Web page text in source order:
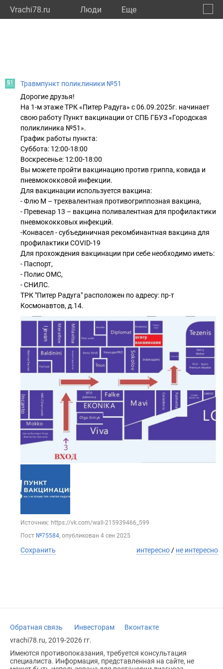
Vrachi78.ru Люди Eще
Травмпункт поликлиники №51
Дорогие друзья!
На 1-м этаже ТРК «Питер Радуга» с 06.09.2025г. начинает
свою работу Пункт вакцинации от СПБ ГБУЗ «Городская
поликлиника №51».
График работы пункта:
Суббота: 12:00-18:00
Воскресенье: 12:00-18:00
Вы можете пройти вакцинацию против гриппа, ковида и
пневмококковой инфекции.
Для вакцинации используется вакцина:
- Флю М – трехвалентная противогриппозная вакцина,
- Превенар 13 – вакцина поливалентная для профилактики
пневмококковых инфекций.
-Конвасел - субъединичная рекомбинантная вакцина для
профилактики COVID-19
Для прохождения вакцинации при себе необходимо иметь:
- Паспорт,
- Полис ОМС,
- СНИЛС.
ТРК "Питер Радуга" расположен по адресу: пр-т
Космонавтов, д.14.
Источник: https://vk.com/wall-215939466_599
Пост №75584, опубликован 4 сен 2025
Сохранить интересно / не интересно
Обратная связь Инвесторам
Вконтакте
vrachi78.ru, 2019-2026 гг.
Имеются противопоказания, требуется консультация
специалиста. Информация, представленная на сайте, не